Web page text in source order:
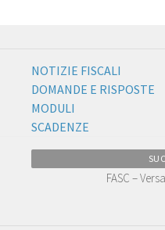
NOTIZIE FISCALI
DOMANDE E RISPOSTE
MODULI
SCADENZE
FASC –